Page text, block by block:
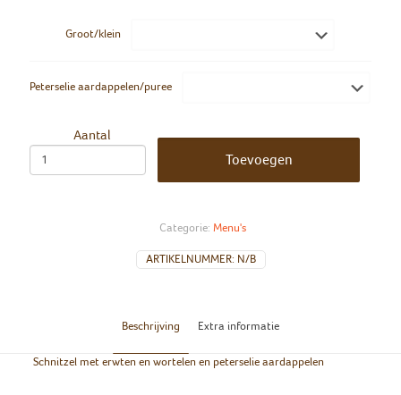
Groot/klein
Peterselie aardappelen/puree
Aantal
Toevoegen
ARTIKELNUMMER: N/B
Categorie: Menu's
Beschrijving Extra informatie
Schnitzel met erwten en wortelen en peterselie aardappelen